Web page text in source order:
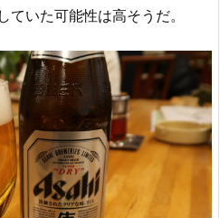
いた可能性は高そうだ。